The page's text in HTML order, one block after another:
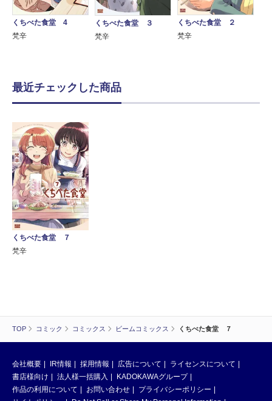
TOP コミック コミックス ビームコミックス くちべた食堂 ７
くちべた食堂 4
梵辛
くちべた食堂 ３
梵辛
くちべた食堂 ２
梵辛
最近チェックした商品
くちべた食堂 ７
梵辛
会社概要 IR情報 採用情報 広告について
ライセンスについて
書店様向け
法人様一括購入
KADOKAWAグループ
作品の利用について
お問い合わせ
プライバシーポリシー